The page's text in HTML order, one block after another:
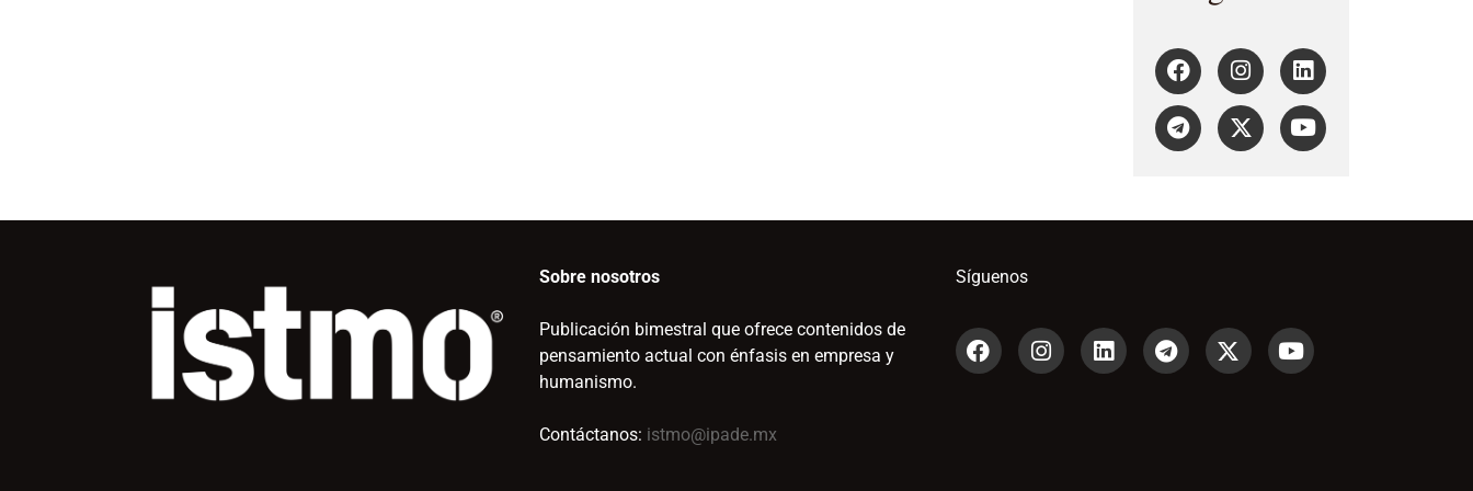
Sobre nosotros
Publicación bimestral que ofrece contenidos de
pensamiento actual con énfasis en empresa y
humanismo.
Contáctanos: istmo@ipade.mx
Síguenos